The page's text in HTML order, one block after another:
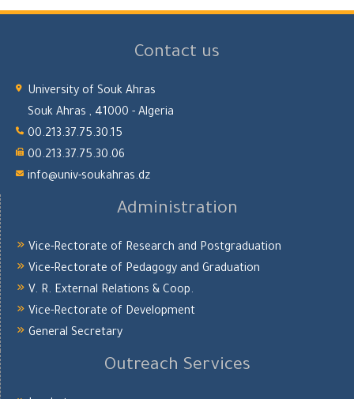
Contact us
University of Souk Ahras
Souk Ahras , 41000 - Algeria
00.213.37.75.30.15
00.213.37.75.30.06
info@univ-soukahras.dz
Administration
Vice-Rectorate of Research and Postgraduation
Vice-Rectorate of Pedagogy and Graduation
V. R. External Relations & Coop.
Vice-Rectorate of Development
General Secretary
Outreach Services